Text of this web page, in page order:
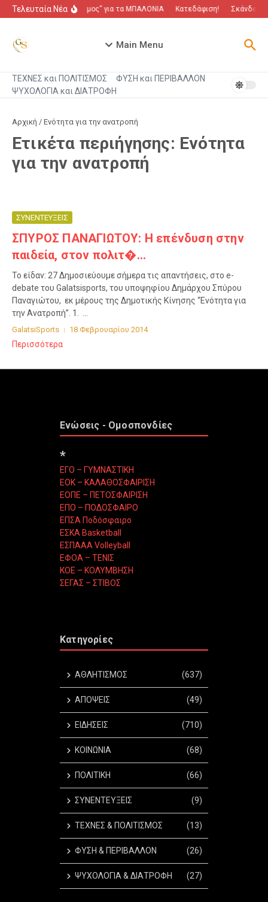
Μετάβαση στο περιεχόμενο
Τελευταία Νέα“Πόλεμος” για τα ΜΠΑΛΟΝΙΑ Κατεδάφιση! Σκάνδαλο
Main Menu
ΤΕΧΝΕΣ και ΠΟΛΙΤΙΣΜΟΣ
ΦΥΣΗ και ΠΕΡΙΒΑΛΛΟΝ
ΨΥΧΟΛΟΓΙΑ και ΔΙΑΤΡΟΦΗ
Αρχική / Ενότητα για την ανατροπή
Ετικέτα περιήγησης: Ενότητα
για την ανατροπή
ΣΥΝΕΝΤΕΥΞΕΙΣ
ΣΠΥΡΟΣ ΠΑΝΑΓΙΩΤΟΥ: Η επένδυση στην
παιδεία, στον πολιτ�...
Το είδαν: 27 Δημοσιεύουμε σήμερα τις απαντήσεις, στο e-
debate του Galatsisports, του υποψηφίου Δημάρχου Σπύρου
Παναγιώτου, εκ μέρους της Δημοτικής Κίνησης “Ενότητα για
την Ανατροπή”. 1. ...
GalatsiSports 18 Φεβρουαρίου 2014
Περισσότερα
Ενώσεις - Ομοσπονδίες
*
ΕΓΟ – ΓΥΜΝΑΣΤΙΚΗ
ΕΟΚ – ΚΑΛΑΘΟΣΦΑΙΡΙΣΗ
ΕΟΠΕ – ΠΕΤΟΣΦΑΙΡΙΣΗ
ΕΠΟ – ΠΟΔΟΣΦΑΙΡΟ
ΕΠΣΑ Ποδόσφαιρο
ΕΣΚΑ Basketball
ΕΣΠΑΑΑ Volleyball
ΕΦΟΑ – ΤΕΝΙΣ
ΚΟΕ – ΚΟΛΥΜΒΗΣΗ
ΣΕΓΑΣ – ΣΤΙΒΟΣ
Κατηγορίες
ΑΘΛΗΤΙΣΜΟΣ (637)
ΑΠΟΨΕΙΣ (49)
ΕΙΔΗΣΕΙΣ (710)
ΚΟΙΝΩΝΙΑ (68)
ΠΟΛΙΤΙΚΗ (66)
ΣΥΝΕΝΤΕΥΞΕΙΣ (9)
ΤΕΧΝΕΣ & ΠΟΛΙΤΙΣΜΟΣ (13)
ΦΥΣΗ & ΠΕΡΙΒΑΛΛΟΝ (26)
ΨΥΧΟΛΟΓΙΑ & ΔΙΑΤΡΟΦΗ (27)